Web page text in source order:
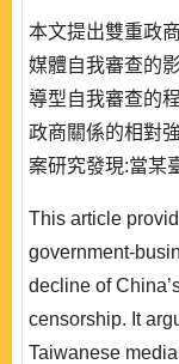
本文提出雙重政
媒體自我審查的
導型自我審查的
政商關係的相對
案研究發現:當某
查;而當其在地政
則會減少或取消
審查增減的解釋..
This article
government-
decline of
censorship. It
Taiwanese